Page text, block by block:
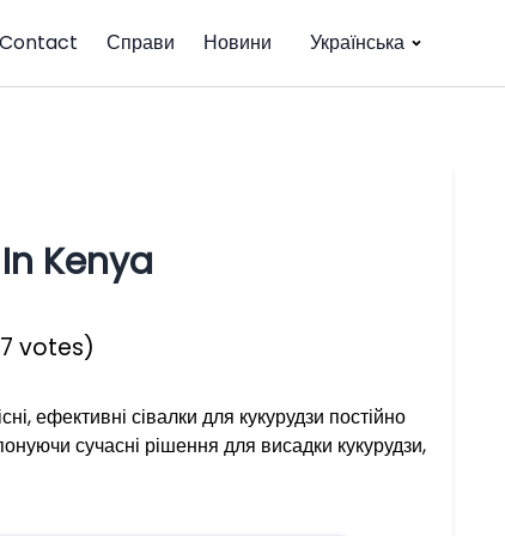
Contact Справи Новини Українська
Kenya
votes)
ефективні сівалки для кукурудзи постійно
сучасні рішення для висадки кукурудзи,